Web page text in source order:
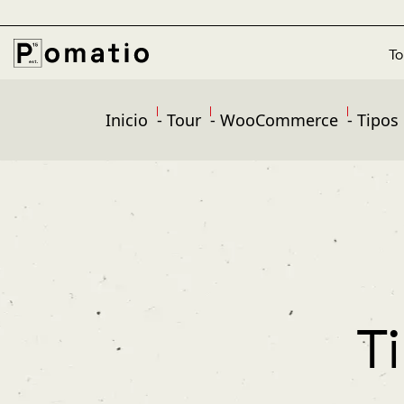
Inicio - Tour - WooCommerce -